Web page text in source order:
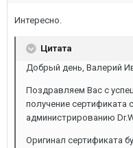
Интересно.
Цитата
Добрый день, Валерий
Поздравляем Вас с
получение сертификата
администрированию
Оригинал сертификата